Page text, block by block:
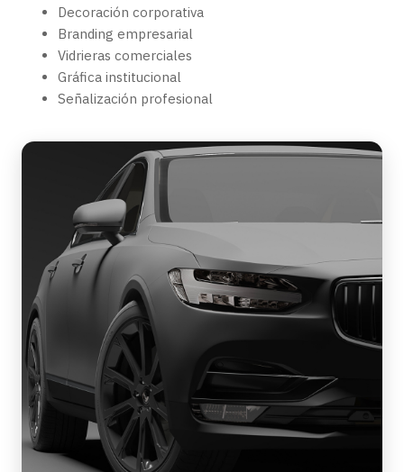
Decoración corporativa
Branding empresarial
Vidrieras comerciales
Gráfica institucional
Señalización profesional